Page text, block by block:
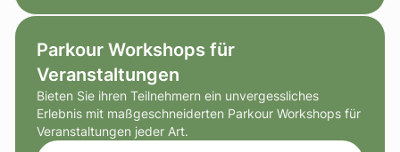
Parkour Workshops für
Veranstaltungen
Bieten Sie ihren Teilnehmern ein unvergessliches
Erlebnis mit maßgeschneiderten Parkour Workshops für
Veranstaltungen jeder Art.